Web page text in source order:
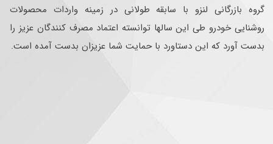
گروه بازرگانی لنزو با سابقه طولانی در زمینه واردات محصولات
روشنایی خودرو طی این سالها توانسته اعتماد مصرف کنندگان عزیز را
بدست آورد که این دستاورد با حمایت شما عزیزان بدست آمده است.